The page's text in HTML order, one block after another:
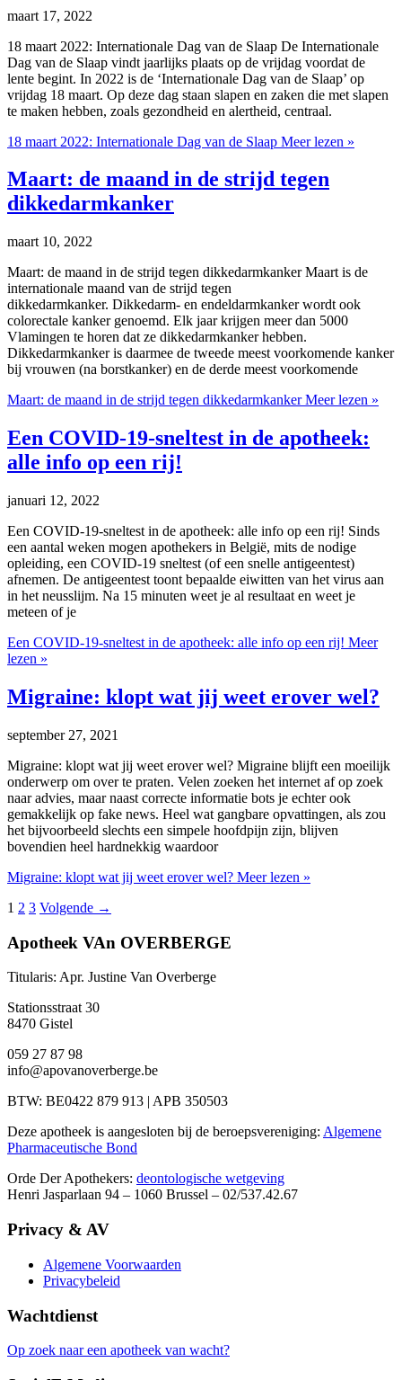
maart 17, 2022
18 maart 2022: Internationale Dag van de Slaap De Internationale
Dag van de Slaap vindt jaarlijks plaats op de vrijdag voordat de
lente begint. In 2022 is de ‘Internationale Dag van de Slaap’ op
vrijdag 18 maart. Op deze dag staan slapen en zaken die met slapen
te maken hebben, zoals gezondheid en alertheid, centraal.
18 maart 2022: Internationale Dag van de Slaap Meer lezen »
Maart: de maand in de strijd tegen
dikkedarmkanker
maart 10, 2022
Maart: de maand in de strijd tegen dikkedarmkanker Maart is de
internationale maand van de strijd tegen
dikkedarmkanker. Dikkedarm- en endeldarmkanker wordt ook
colorectale kanker genoemd. Elk jaar krijgen meer dan 5000
Vlamingen te horen dat ze dikkedarmkanker hebben.
Dikkedarmkanker is daarmee de tweede meest voorkomende kanker
bij vrouwen (na borstkanker) en de derde meest voorkomende
Maart: de maand in de strijd tegen dikkedarmkankerMeer lezen »
Een COVID-19-sneltest in de apotheek:
alle info op een rij!
januari 12, 2022
Een COVID-19-sneltest in de apotheek: alle info op een rij! Sinds
een aantal weken mogen apothekers in België, mits de nodige
opleiding, een COVID-19 sneltest (of een snelle antigeentest)
afnemen. De antigeentest toont bepaalde eiwitten van het virus aan
in het neusslijm. Na 15 minuten weet je al resultaat en weet je
meteen of je
Een COVID-19-sneltest in de apotheek: alle info op een rij! Meer
lezen »
Migraine: klopt wat jij weet erover wel?
september 27, 2021
Migraine: klopt wat jij weet erover wel? Migraine blijft een moeilijk
onderwerp om over te praten. Velen zoeken het internet af op zoek
naar advies, maar naast correcte informatie bots je echter ook
gemakkelijk op fake news. Heel wat gangbare opvattingen, als zou
het bijvoorbeeld slechts een simpele hoofdpijn zijn, blijven
bovendien heel hardnekkig waardoor
Migraine: klopt wat jij weet erover wel? Meer lezen »
1 2 3 Volgende →
Apotheek VAn OVERBERGE
Titularis: Apr. Justine Van Overberge
Stationsstraat 30
8470 Gistel
059 27 87 98
info@apovanoverberge.be
BTW: BE0422 879 913 | APB 350503
Deze apotheek is aangesloten bij de beroepsvereniging: Algemene
Pharmaceutische Bond
Orde Der Apothekers: deontologische wetgeving
Henri Jasparlaan 94 – 1060 Brussel – 02/537.42.67
Privacy & AV
Algemene Voorwaarden
Privacybeleid
Wachtdienst
Op zoek naar een apotheek van wacht?